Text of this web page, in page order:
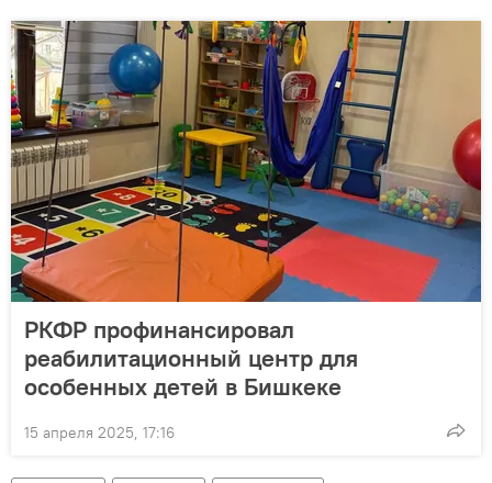
РКФР профинансировал
реабилитационный центр для
особенных детей в Бишкеке
15 апреля 2025, 17:16